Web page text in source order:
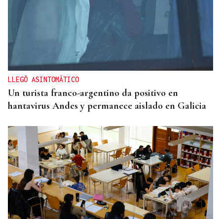
LLEGÓ ASINTOMÁTICO
Un turista franco-argentino da positivo en
hantavirus Andes y permanece aislado en Galicia